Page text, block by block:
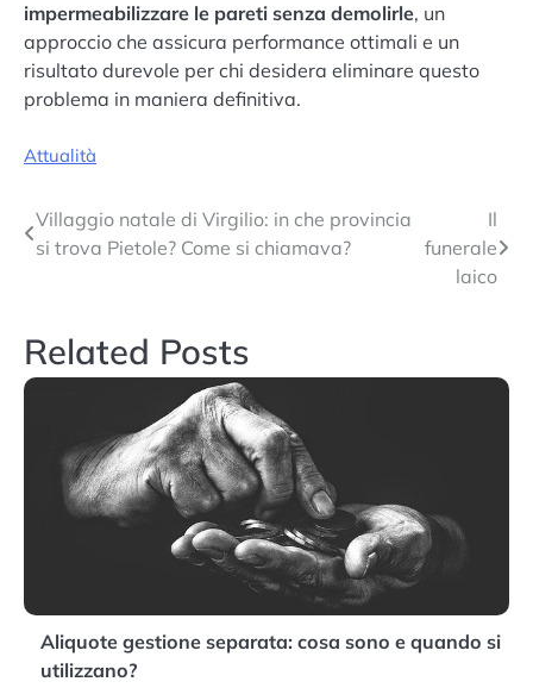
impermeabilizzare le pareti senza demolirle, un
approccio che assicura performance ottimali e un
risultato durevole per chi desidera eliminare questo
problema in maniera definitiva.
Attualità
Navigazione
Villaggio natale di Virgilio: in che provincia
si trova Pietole? Come si chiamava?
Il
funerale
laico
Related Posts
Aliquote gestione separata: cosa sono e quando si
utilizzano?